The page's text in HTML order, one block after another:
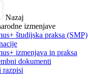
Nazaj
izmenjave
študijska praksa (SMP)
izmenjava in praksa
dokumenti
razpisi